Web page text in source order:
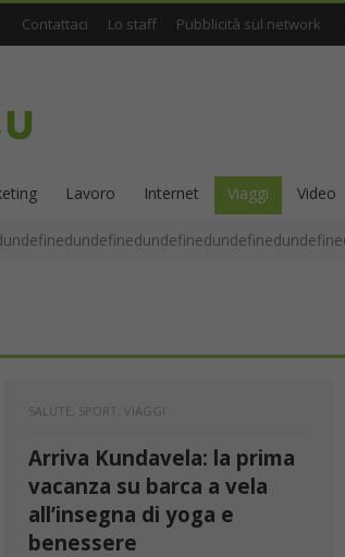
Contattaci Lo staff Pubblicità sul network
Lavoro Internet Viaggi Video
SALUTE , SPORT , VIAGGI
Arriva Kundavela: la prima
vacanza su barca a vela
all’insegna di yoga e
benessere